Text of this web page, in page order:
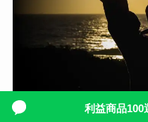
利益商品100